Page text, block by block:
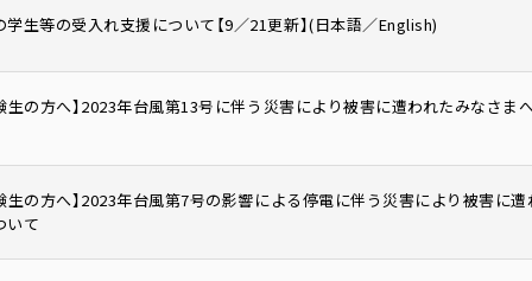
学生等の受入れ支援について【9／21更新】(日本語／English)
験生の方へ】2023年台風第13号に伴う災害により被害に遭われたみなさ
験生の方へ】2023年台風第7号の影響による停電に伴う災害により被害に
いて